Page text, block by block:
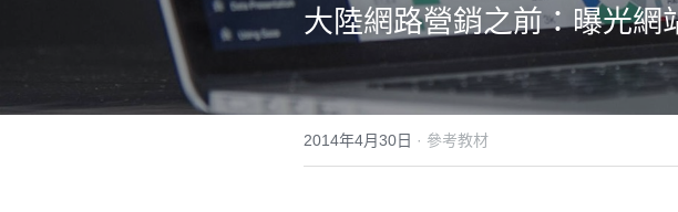
大陸網路營銷之前：曝光網
2014年4月30日 ·參考教材